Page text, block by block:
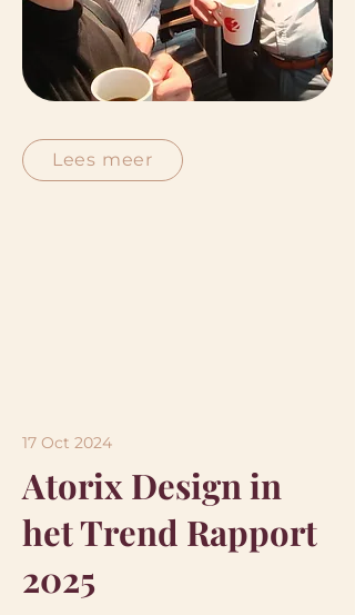
Lees meer
17 Oct 2024
Atorix Design in
het Trend Rapport
2025